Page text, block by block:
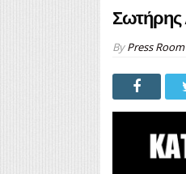
Σωτήρης
ByPress Room